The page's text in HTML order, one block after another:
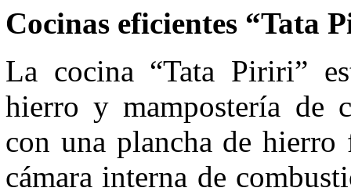
Cocinas eficientes “Tata
La cocina “Tata Piriri”
hierro y mampostería de
con una plancha de
cámara interna de